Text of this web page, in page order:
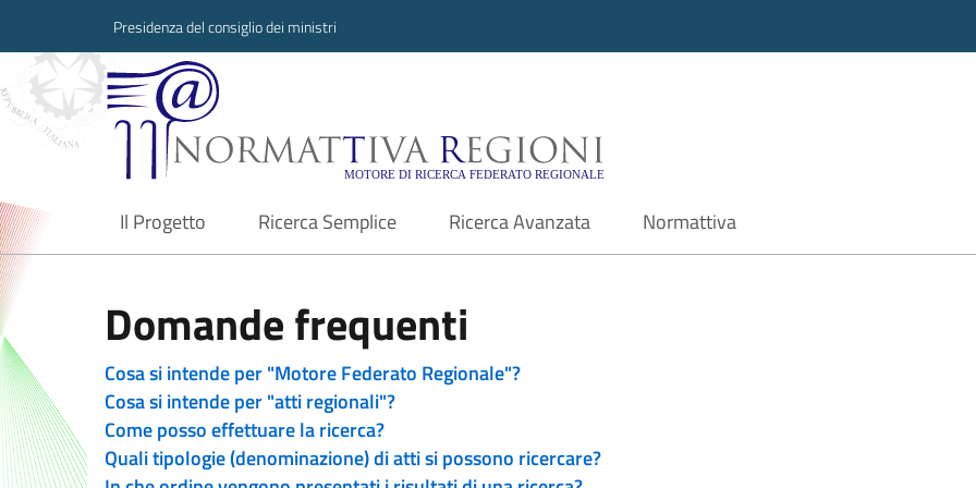
Presidenza del consiglio dei ministri
Normattiva Regioni - Motore di ricerca
Il Progetto
current Ricerca Semplice Ricerca Avanzata Normattiva
Domande frequenti
Cosa si intende per "Motore Federato Regionale"?
Cosa si intende per "atti regionali"?
Come posso effettuare la ricerca?
Quali tipologie (denominazione) di atti si possono ricercare?